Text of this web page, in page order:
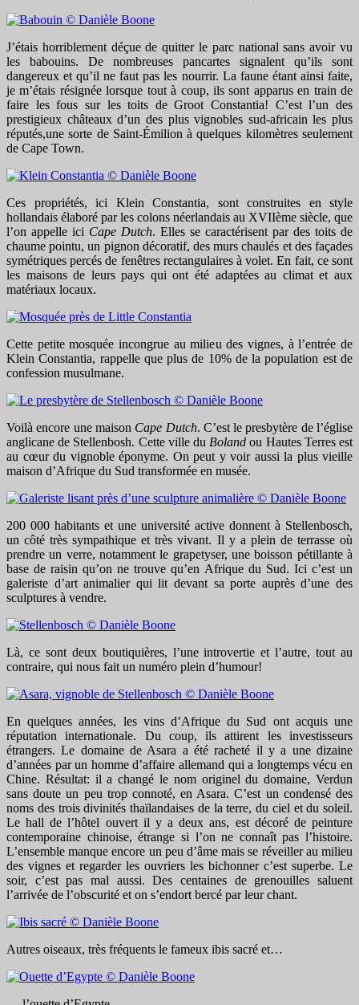
J’étais horriblement déçue de quitter le parc national sans avoir vu
les babouins. De nombreuses pancartes signalent qu’ils sont
dangereux et qu’il ne faut pas les nourrir. La faune étant ainsi faite,
je m’étais résignée lorsque tout à coup, ils sont apparus en train de
faire les fous sur les toits de Groot Constantia! C’est l’un des
prestigieux châteaux d’un des plus vignobles sud-africain les plus
réputés,une sorte de Saint-Émilion à quelques kilomètres seulement
de Cape Town.
Ces propriétés, ici Klein Constantia, sont construites en style
hollandais élaboré par les colons néerlandais au XVIIème siècle, que
l’on appelle ici Cape Dutch. Elles se caractérisent par des toits de
chaume pointu, un pignon décoratif, des murs chaulés et des façades
symétriques percés de fenêtres rectangulaires à volet. En fait, ce sont
les maisons de leurs pays qui ont été adaptées au climat et aux
matériaux locaux.
Cette petite mosquée incongrue au milieu des vignes, à l’entrée de
Klein Constantia, rappelle que plus de 10% de la population est de
confession musulmane.
Voilà encore une maison Cape Dutch. C’est le presbytère de l’église
anglicane de Stellenbosh. Cette ville du Boland ou Hautes Terres est
au cœur du vignoble éponyme. On peut y voir aussi la plus vieille
maison d’Afrique du Sud transformée en musée.
200 000 habitants et une université active donnent à Stellenbosch,
un côté très sympathique et très vivant. Il y a plein de terrasse où
prendre un verre, notamment le grapetyser, une boisson pétillante à
base de raisin qu’on ne trouve qu’en Afrique du Sud. Ici c’est un
galeriste d’art animalier qui lit devant sa porte auprès d’une des
sculptures à vendre.
Là, ce sont deux boutiquières, l’une introvertie et l’autre, tout au
contraire, qui nous fait un numéro plein d’humour!
En quelques années, les vins d’Afrique du Sud ont acquis une
réputation internationale. Du coup, ils attirent les investisseurs
étrangers. Le domaine de Asara a été racheté il y a une dizaine
d’années par un homme d’affaire allemand qui a longtemps vécu en
Chine. Résultat: il a changé le nom originel du domaine, Verdun
sans doute un peu trop connoté, en Asara. C’est un condensé des
noms des trois divinités thaïlandaises de la terre, du ciel et du soleil.
Le hall de l’hôtel ouvert il y a deux ans, est décoré de peinture
contemporaine chinoise, étrange si l’on ne connaît pas l’histoire.
L’ensemble manque encore un peu d’âme mais se réveiller au milieu
des vignes et regarder les ouvriers les bichonner c’est superbe. Le
soir, c’est pas mal aussi. Des centaines de grenouilles saluent
l’arrivée de l’obscurité et on s’endort bercé par leur chant.
Autres oiseaux, très fréquents le fameux ibis sacré et…